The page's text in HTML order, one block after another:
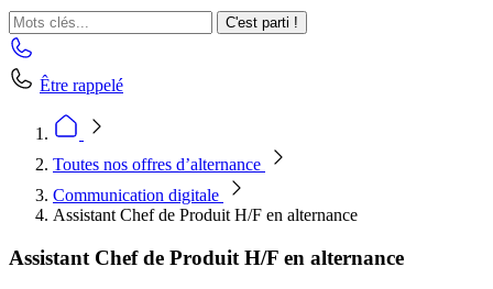
C'est parti !
Être rappelé
Toutes nos offres d’alternance
Communication digitale
Assistant Chef de Produit H/F en alternance
Assistant Chef de Produit H/F en alternance